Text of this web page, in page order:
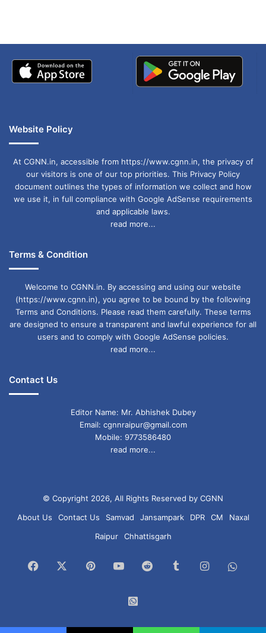
Website Policy
At CGNN.in, accessible from https://www.cgnn.in, the privacy of
our visitors is one of our top priorities. This Privacy Policy
document outlines the types of information we collect and how
we use it, in full compliance with Google AdSense requirements
and applicable laws.
read more...
Terms & Condition
Welcome to CGNN.in. By accessing and using our website
(https://www.cgnn.in), you agree to be bound by the following
Terms and Conditions. Please read them carefully. These terms
are designed to ensure a transparent and lawful experience for all
users and to comply with Google AdSense policies.
read more...
Contact Us
Editor Name: Mr. Abhishek Dubey
Email: cgnnraipur@gmail.com
Mobile: 9773586480
read more...
© Copyright 2026, All Rights Reserved by CGNN
About Us
Contact Us Samvad Jansampark DPR CM
Naxal
Raipur
Chhattisgarh
Facebook PinterestYouTubeReddit TumblrInstagram
Group